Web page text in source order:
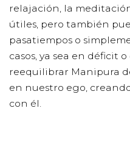
relajación, la
útiles, pero también
pasatiempos o
casos, ya sea en déficit
reequilibrar Manipura
en nuestro ego,
con él.